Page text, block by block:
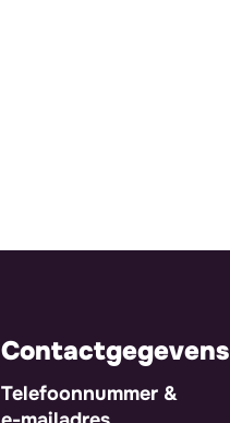
Contactgegevens
Telefoonnummer &